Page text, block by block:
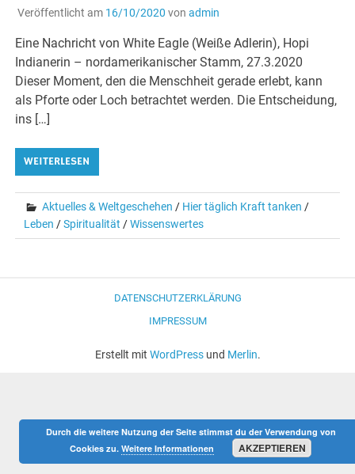
Veröffentlicht am 16/10/2020 von admin
Eine Nachricht von White Eagle (Weiße Adlerin), Hopi
Indianerin – nordamerikanischer Stamm, 27.3.2020
Dieser Moment, den die Menschheit gerade erlebt, kann
als Pforte oder Loch betrachtet werden. Die Entscheidung,
ins […]
WEITERLESEN
Aktuelles & Weltgeschehen / Hier täglich Kraft tanken /
Leben /Spiritualität /Wissenswertes
DATENSCHUTZERKLÄRUNG
IMPRESSUM
Erstellt mit WordPressund Merlin.
Durch die weitere Nutzung der Seite stimmst du der Verwendung von
Cookies zu.Weitere Informationen AKZEPTIEREN